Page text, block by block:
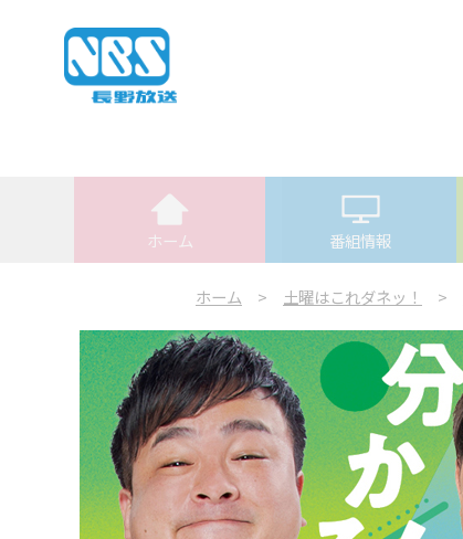
ホーム 番組情報
ホーム > 土曜はこれダネッ！ >